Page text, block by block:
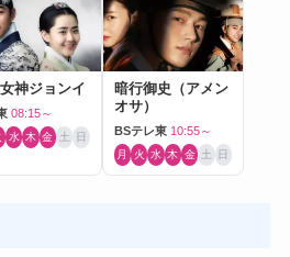
神ジョンイ
08:15～
水 木 金 土 日
暗行御史（アメン
オサ）
BSテレ東 10:55～
月 火 水 木 金 土 日